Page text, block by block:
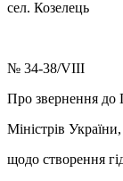
сел. Козелець
№ 34-38/VIII
Про звернення до
Міністрів
щодо створення